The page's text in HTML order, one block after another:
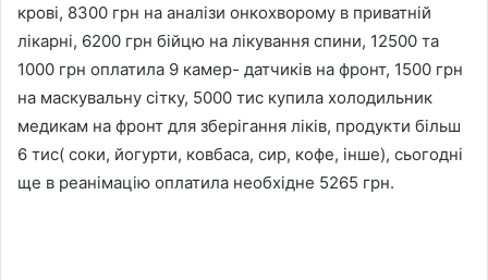
крові, 8300 грн на аналізи онкохворому в приватній
лікарні, 6200 грн бійцю на лікування спини, 12500 та
1000 грн оплатила 9 камер- датчиків на фронт, 1500 грн
на маскувальну сітку, 5000 тис купила холодильник
медикам на фронт для зберігання ліків, продукти більш
6 тис( соки, йогурти, ковбаса, сир, кофе, інше), сьогодні
ще в реанімацію оплатила необхідне 5265 грн.